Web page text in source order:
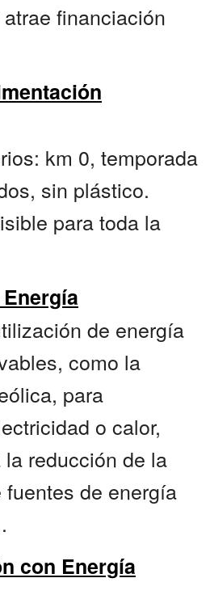
financiación
km 0, temporada
sin plástico.
para toda la
de energía
como la
para
o calor,
reducción de la
de energía
con Energía